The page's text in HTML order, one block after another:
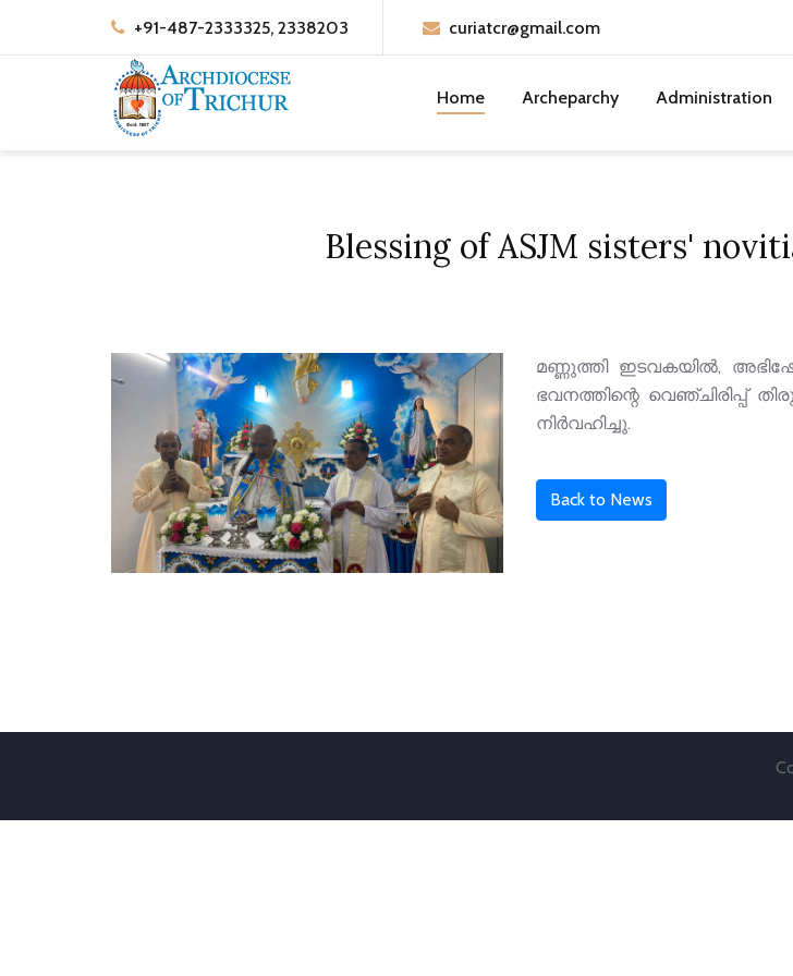
+91-487-2333325, 2338203 curiatcr@gmail.com
Home Archeparchy Administration
Blessing of ASJM sisters'
മണ്ണുത്തി ഇടവകയിൽ,
ഭവനത്തിന്റെ വെഞ്ചിരിപ്പ്
നിർവഹിച്ചു.
Back to News